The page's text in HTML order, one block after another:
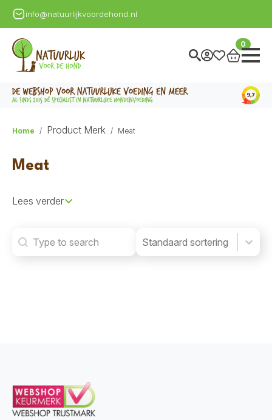
info@natuurlijkvoordehond.nl
0
Home Product Merk Meat
Meat
Lees verder
Search Product Order
Product Order